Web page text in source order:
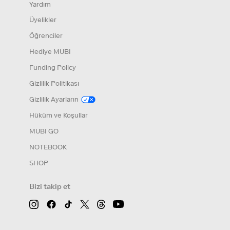
Bizi takip et
Yardım
Üyelikler
Öğrenciler
Hediye MUBI
Funding Policy
Gizlilik Politikası
Gizlilik Ayarların
Hüküm ve Koşullar
MUBI GO
NOTEBOOK
SHOP